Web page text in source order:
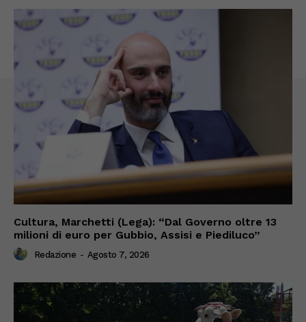
Cultura, Marchetti (Lega): “Dal Governo oltre 13
milioni di euro per Gubbio, Assisi e Piediluco”
Redazione - Agosto 7, 2026